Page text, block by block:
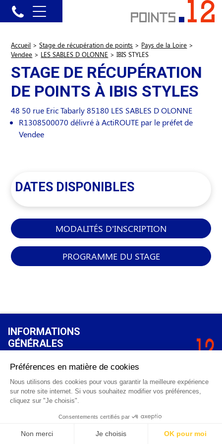
Accueil > Stage de récupération de points > Pays de la Loire >
Vendee > LES SABLES D OLONNE > IBIS STYLES
STAGE DE RÉCUPÉRATION
DE POINTS À IBIS STYLES
48 50 rue Eric Tabarly 85180 LES SABLES D OLONNE
R1308500070 délivré à ActiROUTE par le préfet de
Vendee
DATES DISPONIBLES
MODALITÉS D'INSCRIPTION
PROGRAMME DU STAGE
INFORMATIONS
GÉNÉRALES
FAQ
CGV
Mentions légales
Contact
info@points12.fr